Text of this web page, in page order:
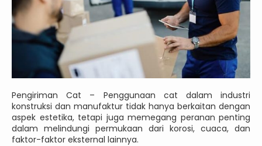
Pengiriman Cat – Penggunaan cat dalam industri
konstruksi dan manufaktur tidak hanya berkaitan dengan
aspek estetika, tetapi juga memegang peranan penting
dalam melindungi permukaan dari korosi, cuaca, dan
faktor-faktor eksternal lainnya.